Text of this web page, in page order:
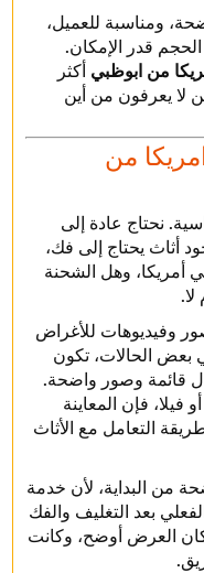
ومناسبة للعميل،
الحجم قدر الإمكان.
من ابوظبي أكثر
لا يعرفون من أين
من
نحتاج عادة إلى
أثاث يحتاج إلى فك،
أمريكا، وهل الشحنة
وفيديوهات للأغراض
الحالات، تكون
قائمة وصور واضحة.
فيلا، فإن المعاينة
التعامل مع الأثاث
من البداية، لأن خدمة
بعد التغليف والفك
كان العرض أوضح، وكانت